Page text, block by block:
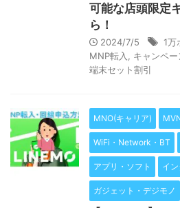
可能な店頭限定
ら！
2024/7/5 1万
MNP転入
キャンペー
端末セット割引
MNO(キャリア)
WiFi・Network・BT
アプリ・ソフト イ
ガジェット・デジモノ